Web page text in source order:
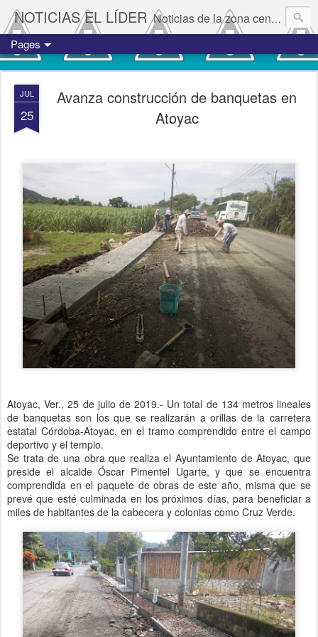
NOTICIAS EL LÍDER Noticias de la zona centro del estado de Veracruz.
Pages
JUL
25
Avanza construcción de banquetas en
Atoyac
Atoyac, Ver., 25 de julio de 2019.- Un total de 134 metros lineales
de banquetas son los que se realizarán a orillas de la carretera
estatal Córdoba-Atoyac, en el tramo comprendido entre el campo
deportivo y el templo.
Se trata de una obra que realiza el Ayuntamiento de Atoyac, que
preside el alcalde Óscar Pimentel Ugarte, y que se encuentra
comprendida en el paquete de obras de este año, misma que se
prevé que esté culminada en los próximos días, para beneficiar a
miles de habitantes de la cabecera y colonias como Cruz Verde.